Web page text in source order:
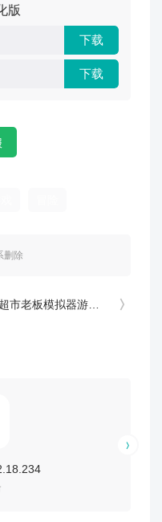
版
下载
下载
删除
超市老板模拟器游戏(超市经营模拟器)